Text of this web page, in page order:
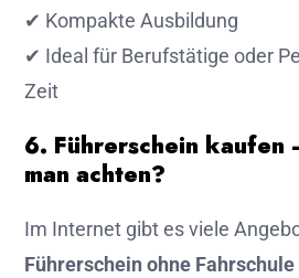
✔ Kompakte Ausbildung
✔ Ideal für Berufstätige oder
Zeit
6. Führerschein kaufen
man achten?
Im Internet gibt es viele
Führerschein ohne Fahrschule